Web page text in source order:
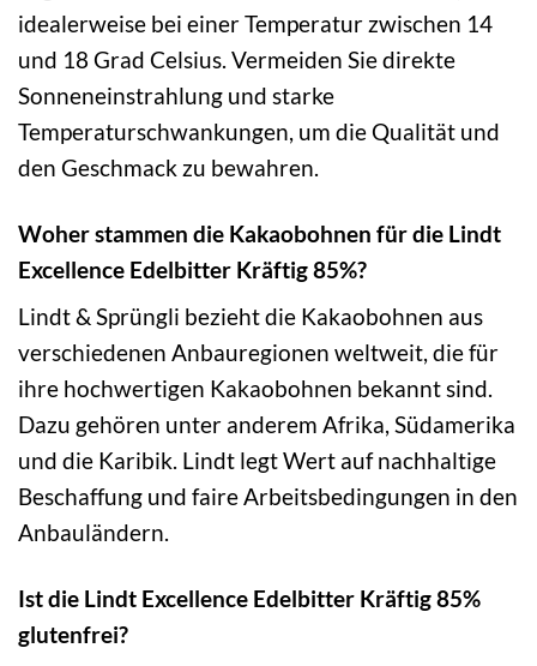
idealerweise bei einer Temperatur zwischen 14
und 18 Grad Celsius. Vermeiden Sie direkte
Sonneneinstrahlung und starke
Temperaturschwankungen, um die Qualität und
den Geschmack zu bewahren.
Woher stammen die Kakaobohnen für die Lindt
Excellence Edelbitter Kräftig 85%?
Lindt & Sprüngli bezieht die Kakaobohnen aus
verschiedenen Anbauregionen weltweit, die für
ihre hochwertigen Kakaobohnen bekannt sind.
Dazu gehören unter anderem Afrika, Südamerika
und die Karibik. Lindt legt Wert auf nachhaltige
Beschaffung und faire Arbeitsbedingungen in den
Anbauländern.
Ist die Lindt Excellence Edelbitter Kräftig 85%
glutenfrei?